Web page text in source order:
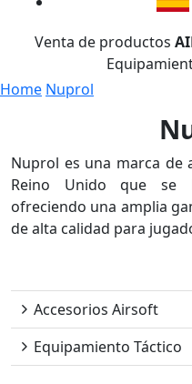
Venta de productos
Home Nuprol
Nuprol es una marca de
Reino Unido que se
ofreciendo una amplia
de alta calidad para
Accesorios Airsoft
Equipamiento Táctico